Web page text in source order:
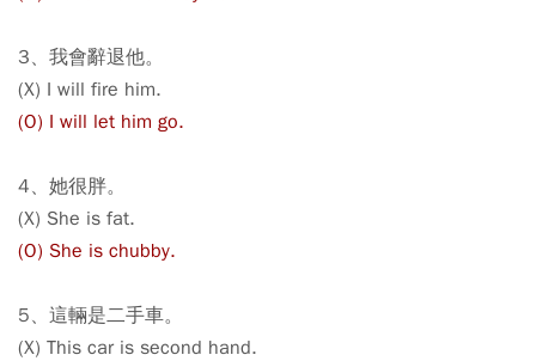
3、我會辭退他。
(X) I will fire him.
(O) I will let him go.
4、她很胖。
(X) She is fat.
(O) She is chubby.
5、這輛是二手車。
(X) This car is second hand.